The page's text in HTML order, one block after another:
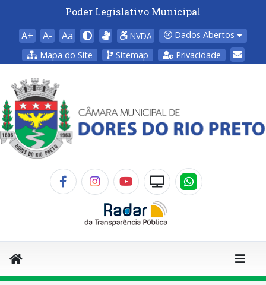
Poder Legislativo Municipal
A+ A- Aa NVDA
Dados Abertos
Mapa do Site
Sitemap Privacidade